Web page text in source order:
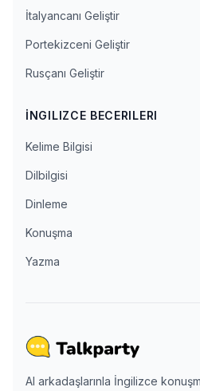
İtalyancanı Geliştir
Portekizceni Geliştir
Rusçanı Geliştir
İNGILIZCE BECERILERI
Kelime Bilgisi
Dilbilgisi
Dinleme
Konuşma
Yazma
AI arkadaşlarınla İngilizce